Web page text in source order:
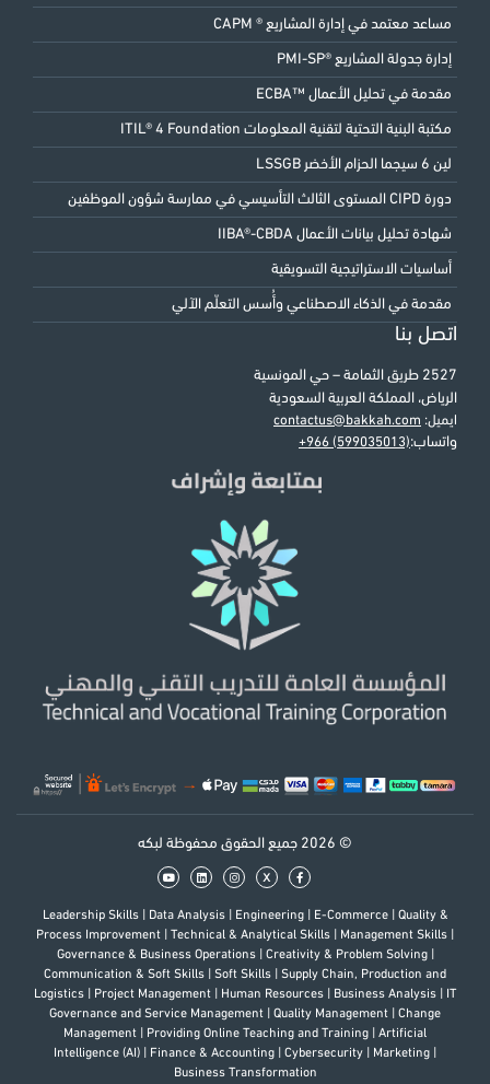
مساعد معتمد في إدارة المشاريع ® CAPM
إدارة جدولة المشاريع ®PMI-SP
مقدمة في تحليل الأعمال ™ECBA
مكتبة البنية التحتية لتقنية المعلومات ITIL® 4 Foundation
لين 6 سيجما الحزام الأخضر LSSGB
دورة CIPD المستوى الثالث التأسيسي في ممارسة شؤون الموظفين
شهادة تحليل بيانات الأعمال IIBA®-CBDA
أساسيات الاستراتيجية التسويقية
مقدمة في الذكاء الاصطناعي وأُسس التعلّم الآلي
اتصل بنا
2527 طريق الثمامة – حي المونسية
الرياض، المملكة العربية السعودية
ايميل: contactus@bakkah.com
واتساب:+966 (599035013)
© 2026 جميع الحقوق محفوظة لبكه
x
Leadership Skills Data Analysis Engineering E-Commerce
Quality &
Process Improvement
Technical & Analytical Skills Management Skills
Governance & Business Operations
Creativity & Problem Solving
Communication & Soft Skills
Soft Skills
Supply Chain, Production and
Logistics
Project Management Human Resources Business Analysis
IT
Governance and Service Management
Quality Management
Change
Management
Providing Online Teaching and Training
Artificial
Intelligence (AI)
Finance & Accounting Cybersecurity Marketing
Business Transformation